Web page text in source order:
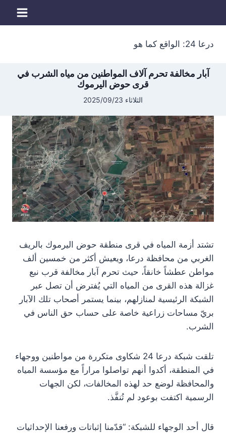
درعا 24: الواقع كما هو
آبار مخالفة تحرم آلاف المواطنين من مياه الشرب في
قرى حوض اليرموك
الثلاثاء 2025/09/23
تشتد أزمة المياه في قرى منطقة حوض اليرموك بالريف
الغربي من محافظة درعا، ويعيش أكثر من خمسين ألف
مواطن عطشاً خانقاً، حيث تحرم آبار مخالفة قرب نبع
غزالة هذه القرى من المياه التي يُفترض أن تصل عبر
الشبكة الرئيسية لمنازلهم، بينما يستمر أصحاب تلك الآبار
بريّ مساحات زراعية خاصة على حساب حق الناس في
الشرب.
تلقت شبكة درعا 24 شكاوى متكررة من مواطنين ووجهاء
في المنطقة، أكدوا أنهم تواصلوا مراراً مع مؤسسة المياه
والمحافظة لوضع حد لهذه المخالفات، لكن الجهات
الرسمية اكتفت بوعود لم تُنفَّذ.
قال أحد الوجهاء للشبكة: “قدّمنا إثباتات ورفعنا الإحداثيات